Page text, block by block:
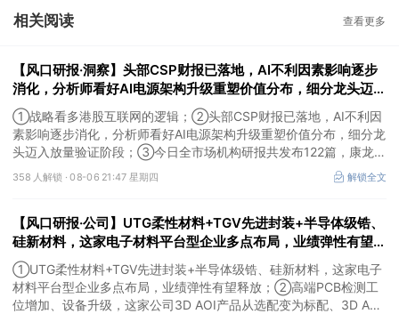
相关阅读 查看更多
【风口研报·洞察】头部CSP财报已落地，AI不利因素影响逐步
消化，分析师看好AI电源架构升级重塑价值分布，细分龙头迈入
放量验证阶段；战略看多港股互联网的逻辑
①战略看多港股互联网的逻辑；②头部CSP财报已落地，AI不利因
素影响逐步消化，分析师看好AI电源架构升级重塑价值分布，细分龙
头迈入放量验证阶段；③今日全市场机构研报共发布122篇，康龙化
成、江淮汽车评级得到上调，9家公司获得首度覆盖，其中乔锋智能
获新财富分析师深度覆盖；④在个股机构关注度排行中，华峰化学
健盛集团。
358 人解锁 ·08-06 21:47 星期四 解锁全文
【风口研报·公司】UTG柔性材料+TGV先进封装+半导体级锆、
硅新材料，这家电子材料平台型企业多点布局，业绩弹性有望释
放；高端PCB检测工位增加、设备升级，这家公司3D AOI产品
从选配变为标配
①UTG柔性材料+TGV先进封装+半导体级锆、硅新材料，这家电子
材料平台型企业多点布局，业绩弹性有望释放；②高端PCB检测工
位增加、设备升级，这家公司3D AOI产品从选配变为标配、3D AXI